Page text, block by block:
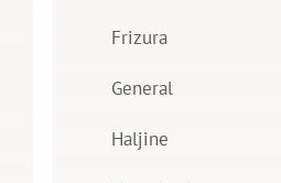
Frizura
General
Haljine